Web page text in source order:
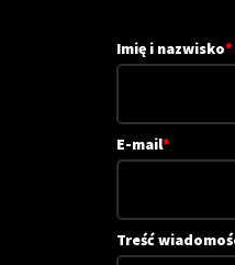
Imię i nazwisko*
E-mail*
Treść